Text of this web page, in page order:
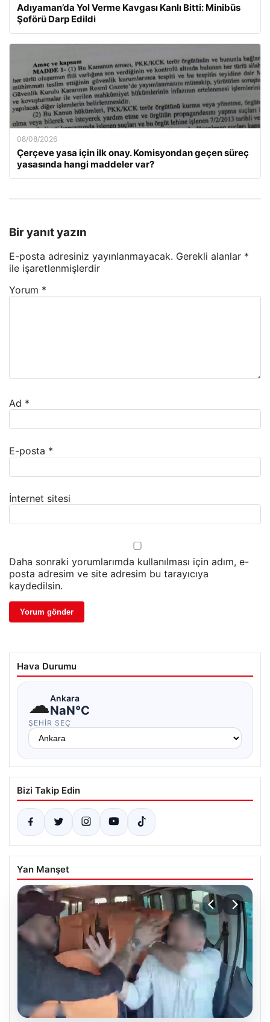
Adıyaman’da Yol Verme Kavgası Kanlı Bitti: Minibüs
Şoförü Darp Edildi
08/08/2026
Çerçeve yasa için ilk onay. Komisyondan geçen süreç
yasasında hangi maddeler var?
Bir yanıt yazın
E-posta adresiniz yayınlanmayacak. Gerekli alanlar *
ile işaretlenmişlerdir
Yorum *
Ad *
E-posta *
İnternet sitesi
Daha sonraki yorumlarımda kullanılması için adım, e-
posta adresim ve site adresim bu tarayıcıya
kaydedilsin.
Hava Durumu
☁Ankara
NaN°C
ŞEHIR SEÇ
Bizi Takip Edin
Yan Manşet